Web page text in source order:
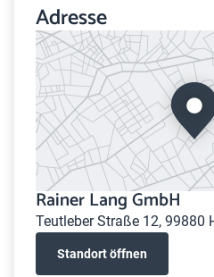
Adresse
Rainer Lang GmbH
Teutleber Straße 12, 99880
Standort öffnen